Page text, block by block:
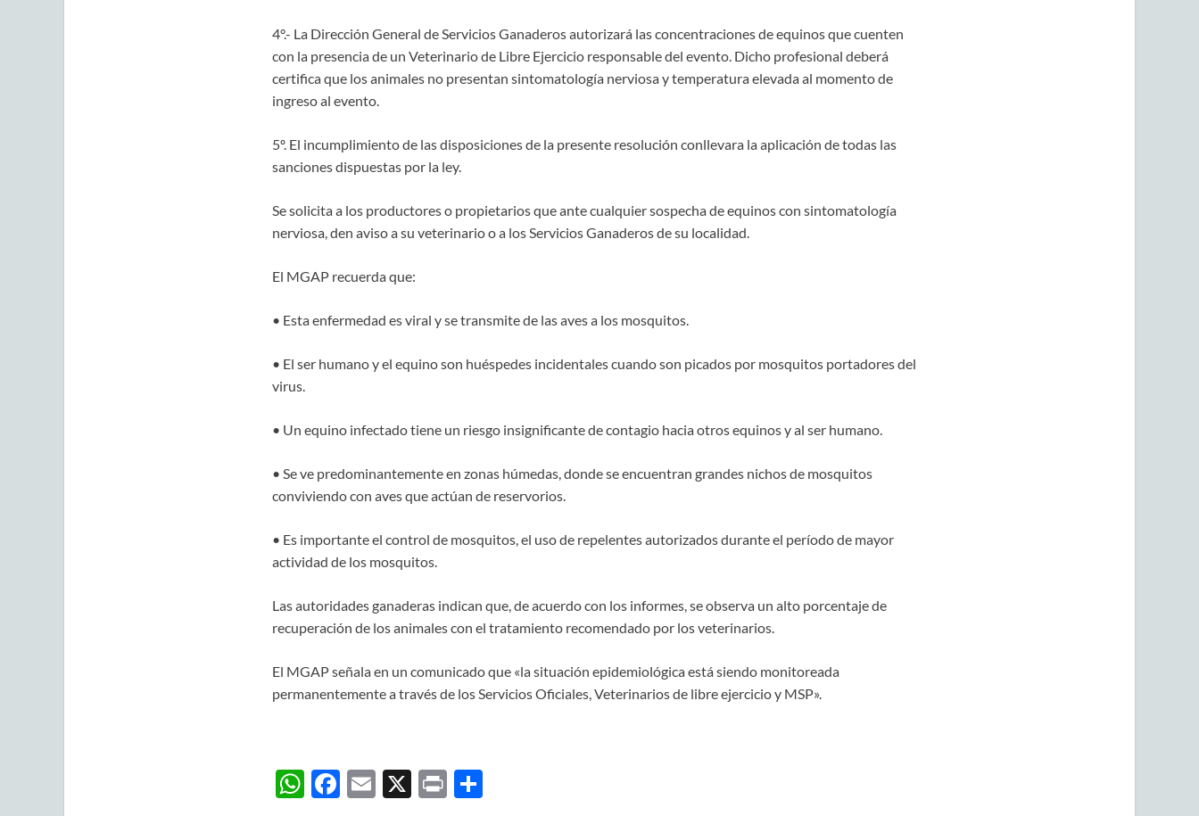
4°.- La Dirección General de Servicios Ganaderos autorizará las concentraciones de equinos que cuenten
con la presencia de un Veterinario de Libre Ejercicio responsable del evento. Dicho profesional deberá
certifica que los animales no presentan sintomatología nerviosa y temperatura elevada al momento de
ingreso al evento.
5º. El incumplimiento de las disposiciones de la presente resolución conllevara la aplicación de todas las
sanciones dispuestas por la ley.
Se solicita a los productores o propietarios que ante cualquier sospecha de equinos con sintomatología
nerviosa, den aviso a su veterinario o a los Servicios Ganaderos de su localidad.
El MGAP recuerda que:
• Esta enfermedad es viral y se transmite de las aves a los mosquitos.
• El ser humano y el equino son huéspedes incidentales cuando son picados por mosquitos portadores del
virus.
• Un equino infectado tiene un riesgo insignificante de contagio hacia otros equinos y al ser humano.
• Se ve predominantemente en zonas húmedas, donde se encuentran grandes nichos de mosquitos
conviviendo con aves que actúan de reservorios.
• Es importante el control de mosquitos, el uso de repelentes autorizados durante el período de mayor
actividad de los mosquitos.
Las autoridades ganaderas indican que, de acuerdo con los informes, se observa un alto porcentaje de
recuperación de los animales con el tratamiento recomendado por los veterinarios.
El MGAP señala en un comunicado que «la situación epidemiológica está siendo monitoreada
permanentemente a través de los Servicios Oficiales, Veterinarios de libre ejercicio y MSP».
WF E X P C